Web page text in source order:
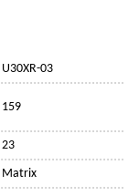
U30XR-03
159
23
Matrix